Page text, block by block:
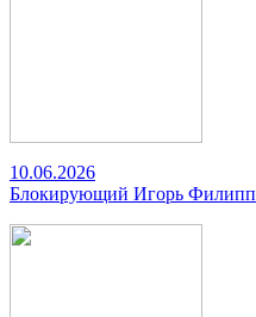
10.06.2026
Блокирующий Игорь